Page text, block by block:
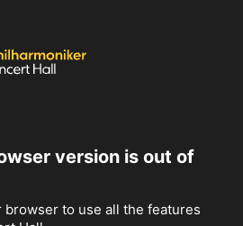
version is out of
browser to use all the features